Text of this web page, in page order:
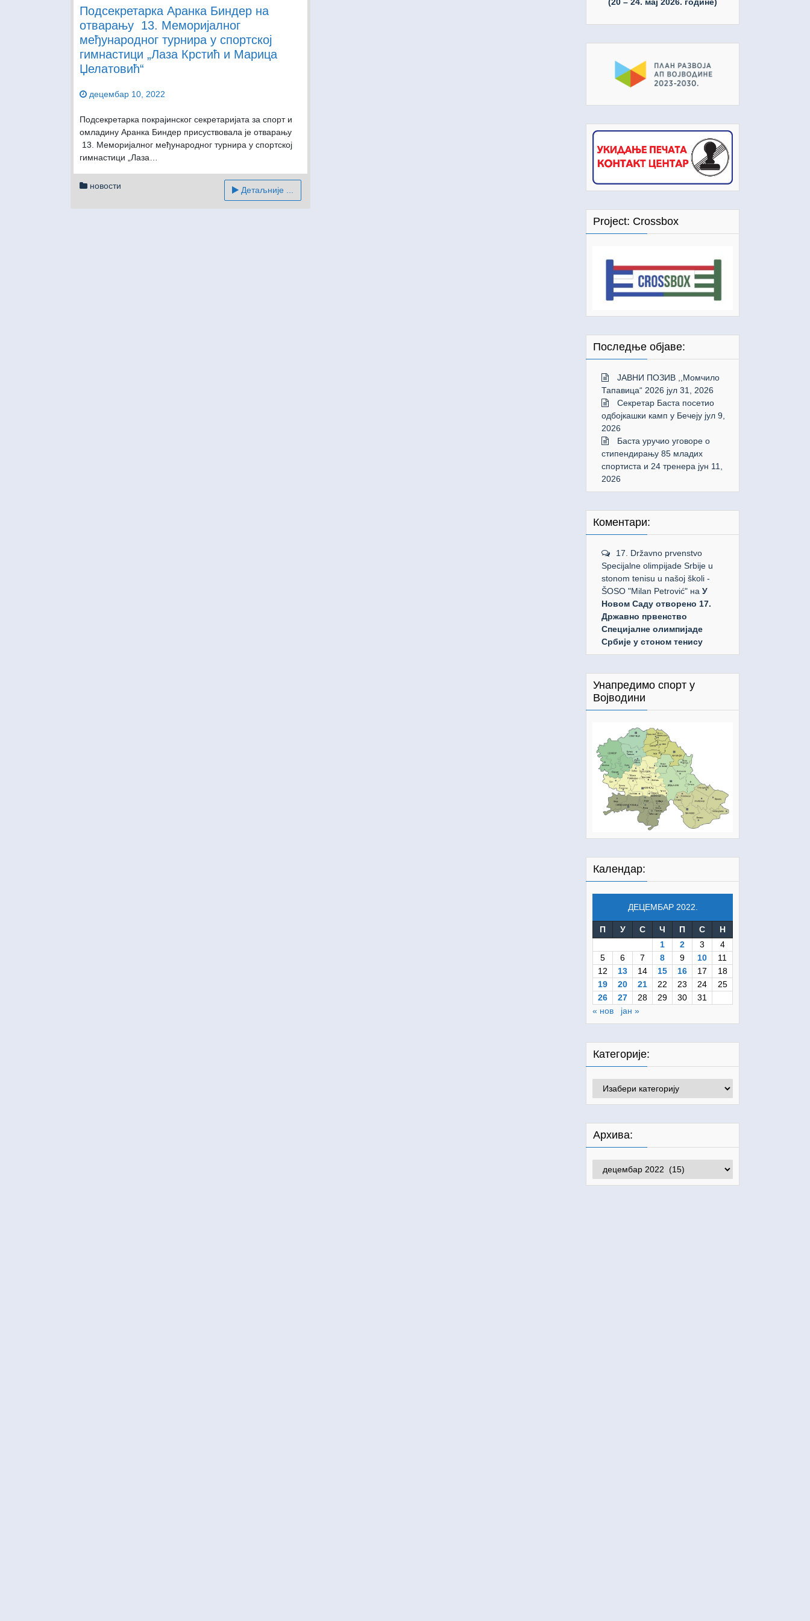
Подсекретарка Аранка Биндер на
отварању 13. Меморијалног
међународног турнира у спортској
гимнастици „Лаза Крстић и Марица
Џелатовић“
децембар 10, 2022
Подсекретарка покрајинског секретаријата за спорт и
омладину Аранка Биндер присуствовала је отварању
13. Меморијалног међународног турнира у спортској
гимнастици „Лаза…
новости Детаљније ...
Project: Crossbox
Последње објаве:
ЈАВНИ ПОЗИВ ,,Момчило
Тапавица“ 2026 јул 31, 2026
Секретар Баста посетио
одбојкашки камп у Бечеју јул 9,
2026
Баста уручио уговоре о
стипендирању 85 младих
спортиста и 24 тренера јун 11,
2026
Коментари:
17. Državno prvenstvo
Specijalne olimpijade Srbije u
stonom tenisu u našoj školi -
ŠOSO "Milan Petrović" на У
Новом Саду отворено 17.
Државно првенство
Специјалне олимпијаде
Србије у стоном тенису
Унапредимо спорт у
Војводини
Календар:
ДЕЦЕМБАР 2022.
П У С Ч П С
Н
1
2 3
4
5
6 7 8 9 10
11
12
13 14 15 16 17
18
19
20 21 22 23 24
25
26
27 28 29 30
31
« нов
јан »
Категорије:
Категорије:
Архива: